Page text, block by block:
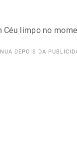
Céu limpo no